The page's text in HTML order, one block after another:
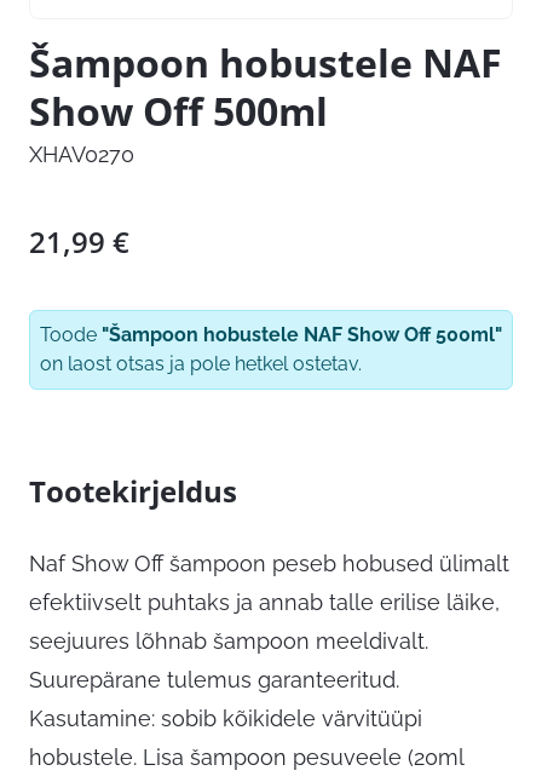
Šampoon hobustele NAF
Show Off 500ml
XHAV0270
21,99 €
Toode "Šampoon hobustele NAF Show Off 500ml"
on laost otsas ja pole hetkel ostetav.
Tootekirjeldus
Naf Show Off šampoon peseb hobused ülimalt
efektiivselt puhtaks ja annab talle erilise läike,
seejuures lõhnab šampoon meeldivalt.
Suurepärane tulemus garanteeritud.
Kasutamine: sobib kõikidele värvitüüpi
hobustele. Lisa šampoon pesuveele (20ml